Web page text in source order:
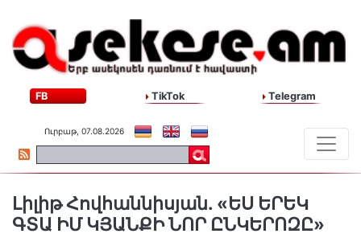
FB TikTok Telegram
Ուրբաթ, 07.08.2026
Լիլիթ Հովհաննիսյան. «ԵՍ ԵՐԵԿ
ԳՏԱ ԻՄ ԿՅԱՆՔԻ ՆՈՐ ԸՆԿԵՐՈԶԸ»